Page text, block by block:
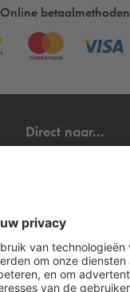
Online betaalmethoden
Direct naar...